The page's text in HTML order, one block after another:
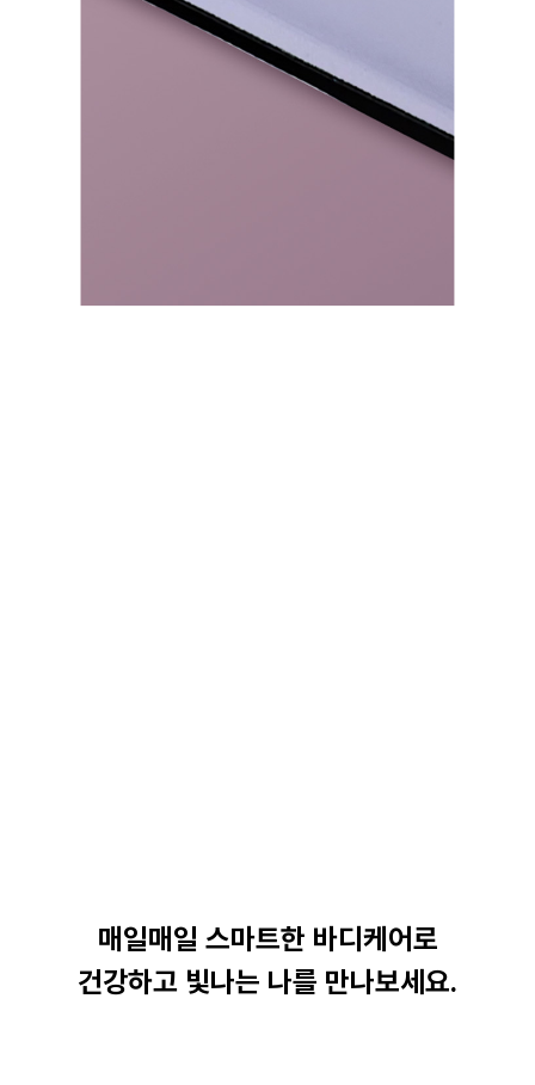
매일매일 스마트한 바디 케 어로
건강하고 빛나는 나를 만나보세 요.